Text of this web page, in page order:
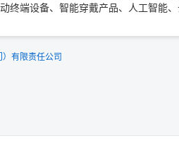
终端设备、智能穿戴产品、人工智能
有限责任公司